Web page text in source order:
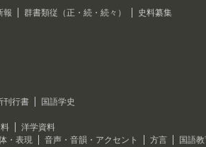
報 群書類従（正・続・続々）
史料纂集
刊行書
国語学史
洋学資料
・表現 音声・音韻・アクセント 方言
国語